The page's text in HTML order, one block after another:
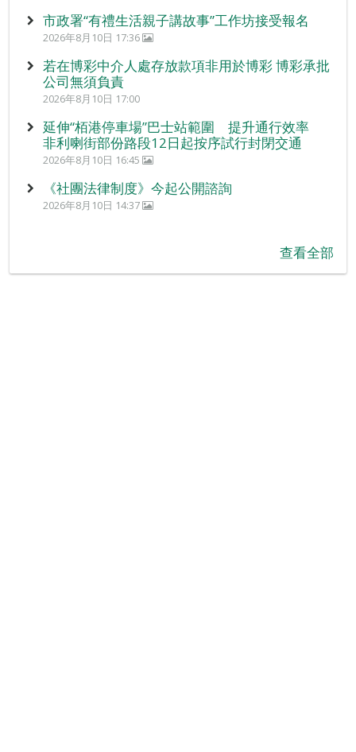
市政署“有禮生活親子講故事”工作坊接受報名
2026年8月10日 17:36
若在博彩中介人處存放款項非用於博彩 博彩承批
公司無須負責
2026年8月10日 17:00
延伸“栢港停車場”巴士站範圍 提升通行效率
非利喇街部份路段12日起按序試行封閉交通
2026年8月10日 16:45
《社團法律制度》今起公開諮詢
2026年8月10日 14:37
查看全部